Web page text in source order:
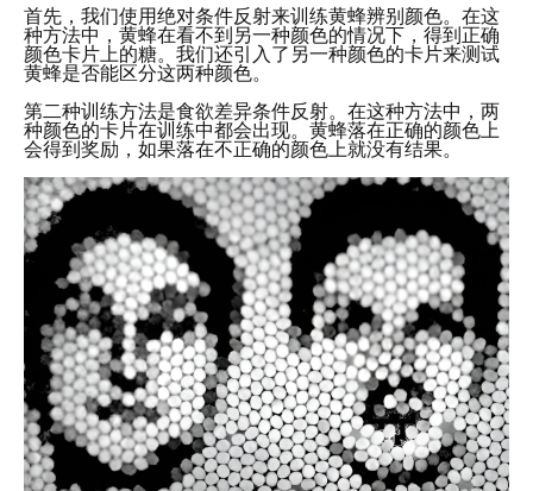
首先，我们使用绝对条件反射来训练黄蜂辨别颜色。在这
种方法中，黄蜂在看不到另一种颜色的情况下，得到正确
颜色卡片上的糖。我们还引入了另一种颜色的卡片来测试
黄蜂是否能区分这两种颜色。
第二种训练方法是食欲差异条件反射。在这种方法中，两
种颜色的卡片在训练中都会出现。黄蜂落在正确的颜色上
会得到奖励，如果落在不正确的颜色上就没有结果。